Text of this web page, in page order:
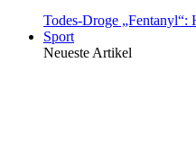
Todes-Droge
Sport
Neueste Artikel